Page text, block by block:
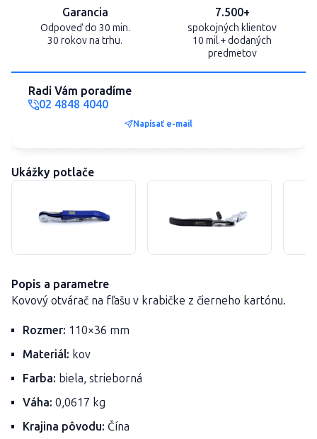
Garancia
Odpoveď do 30 min.
30 rokov na trhu.
7.500+
spokojných klientov
10 mil.+ dodaných
predmetov
Radi Vám poradíme
02 4848 4040
Napísať e-mail
Ukážky potlače
Popis a parametre
Kovový otvárač na fľašu v krabičke z čierneho kartónu.
Rozmer: 110×36 mm
Materiál: kov
Farba: biela, strieborná
Váha: 0,0617 kg
Krajina pôvodu: Čína